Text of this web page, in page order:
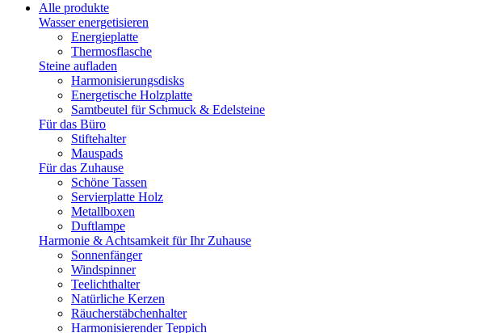
Alle produkte
Wasser energetisieren
Energieplatte​
Thermosflasche
Steine aufladen
Harmonisierungsdisks
Energetische Holzplatte
Samtbeutel für Schmuck & Edelsteine
Für das Büro
Stiftehalter
Mauspads
Für das Zuhause
Schöne Tassen
Servierplatte Holz
Metallboxen
Duftlampe
Harmonie & Achtsamkeit für Ihr Zuhause
Sonnenfänger
Windspinner
Teelichthalter
Natürliche Kerzen
Räucherstäbchenhalter
Harmonisierender Teppich